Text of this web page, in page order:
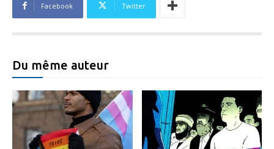
Facebook Twitter
Du même auteur